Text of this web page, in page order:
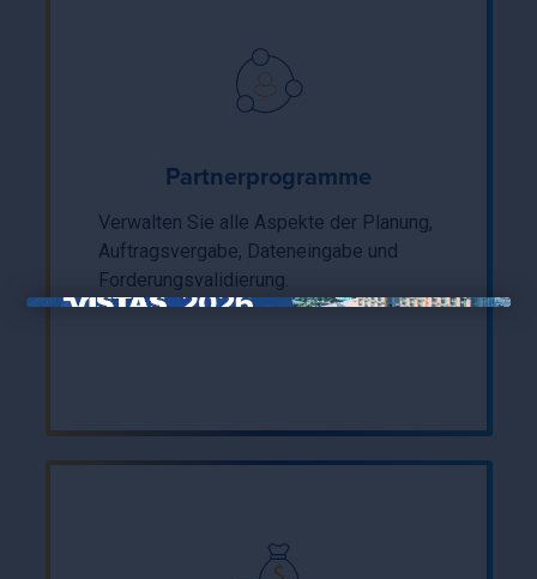
Partnerprogramme
Verwalten Sie alle Aspekte der Planung,
Auftragsvergabe, Dateneingabe und
Forderungsvalidierung.